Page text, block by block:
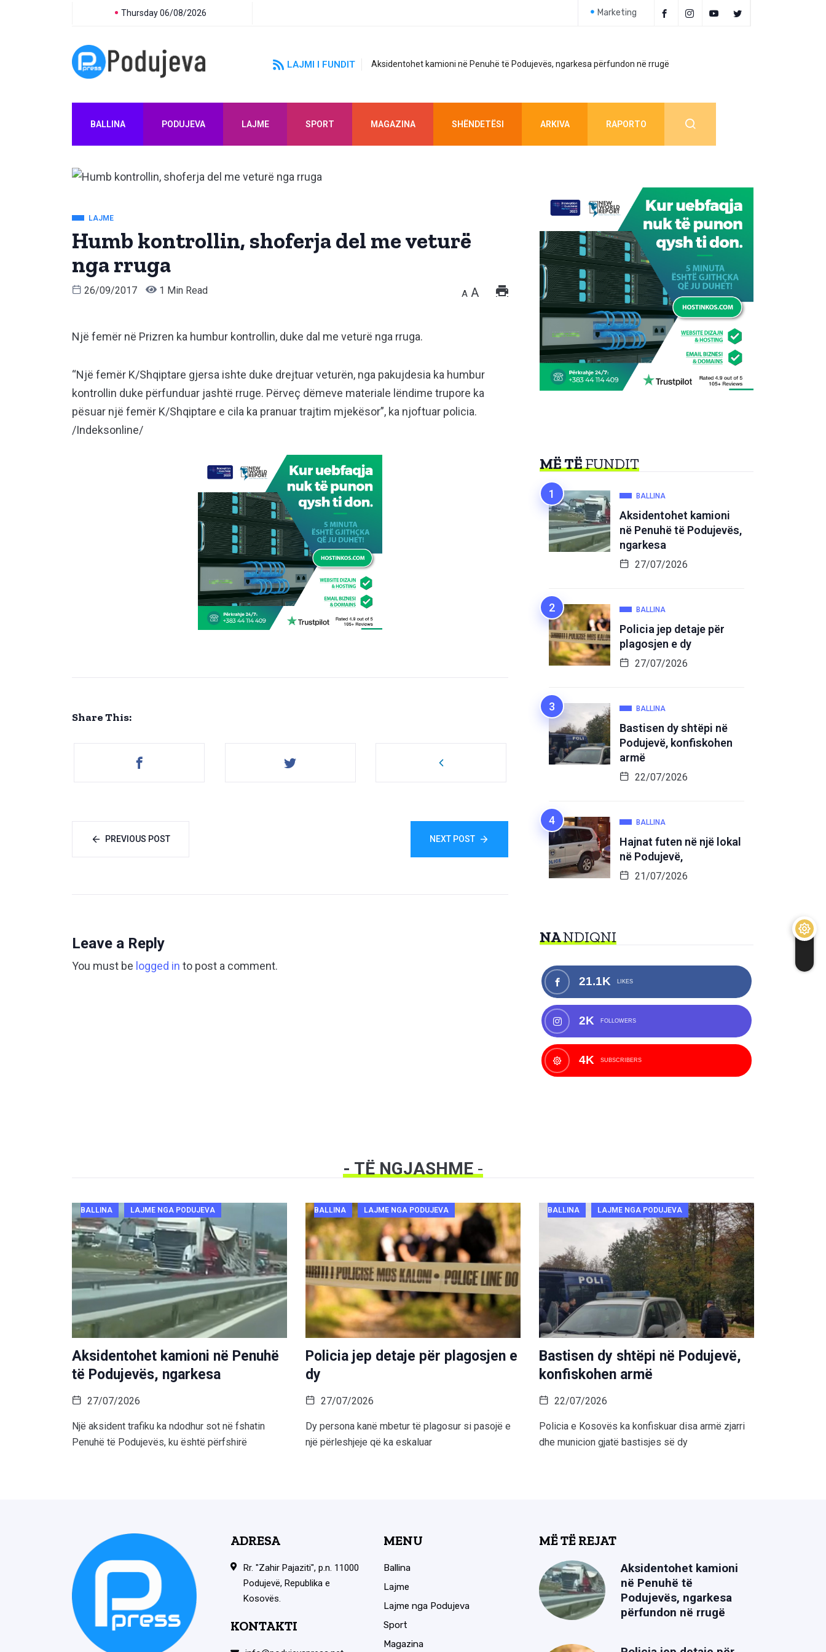
Thursday 06/08/2026 Marketing
LAJMI I FUNDIT Aksidentohet kamioni në Penuhë të Podujevës, ngarkesa përfundon në rrugë
BALLINA PODUJEVA LAJME SPORT MAGAZINA SHËNDETËSI ARKIVA RAPORTO
LAJME
Humb kontrollin, shoferja del me veturë
nga rruga
26/09/2017 1 Min Read A A
Një femër në Prizren ka humbur kontrollin, duke dal me veturë nga rruga.
“Një femër K/Shqiptare gjersa ishte duke drejtuar veturën, nga pakujdesia ka humbur
kontrollin duke përfunduar jashtë rruge. Përveç dëmeve materiale lëndime trupore ka
pësuar një femër K/Shqiptare e cila ka pranuar trajtim mjekësor”, ka njoftuar policia.
/Indeksonline/
Share This:
PREVIOUS POST NEXT POST
Leave a Reply
You must be logged in to post a comment.
MË TËFUNDIT
BALLINA
Aksidentohet kamioni
në Penuhë të Podujevës,
ngarkesa
27/07/2026
BALLINA
Policia jep detaje për
plagosjen e dy
27/07/2026
BALLINA
Bastisen dy shtëpi në
Podujevë, konfiskohen
armë
22/07/2026
BALLINA
Hajnat futen në një lokal
në Podujevë,
21/07/2026
NANDIQNI
21.1K LIKES
2K FOLLOWERS
4K SUBSCRIBERS
- TË NGJASHME-
BALLINA LAJME NGA PODUJEVA
Aksidentohet kamioni në Penuhë
të Podujevës, ngarkesa
27/07/2026
Një aksident trafiku ka ndodhur sot në fshatin
Penuhë të Podujevës, ku është përfshirë
BALLINA LAJME NGA PODUJEVA
Policia jep detaje për plagosjen e
dy
27/07/2026
Dy persona kanë mbetur të plagosur si pasojë e
një përleshjeje që ka eskaluar
BALLINA LAJME NGA PODUJEVA
Bastisen dy shtëpi në Podujevë,
konfiskohen armë
22/07/2026
Policia e Kosovës ka konfiskuar disa armë zjarri
dhe municion gjatë bastisjes së dy
ADRESA
Rr. "Zahir Pajaziti", p.n. 11000
Podujevë, Republika e
Kosovës.
KONTAKTI
MENU
Ballina
Lajme
Lajme nga Podujeva
Sport
Magazina
MË TË REJAT
Aksidentohet kamioni
në Penuhë të
Podujevës, ngarkesa
përfundon në rrugë